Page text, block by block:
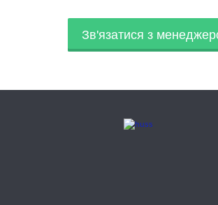
Зв'язатися з